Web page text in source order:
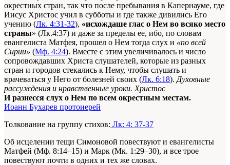
окрестных стран, так что после пребывания в Капернауме, где
Иисус Христос учил в субботы и где также дивились Его
учению (Лк. 4:31-32), «исхождаше глас о Нем во всяко место
страны» (Лк.4:37) и даже за пределы ее, ибо, по словам
евангелиста Матфея, прошел о Нем тогда слух и «по всей
Сирии» (Мф. 4:24). Вместе с этим увеличивалось и число
сопрово­ждавших Христа слушателей, которые из разных
стран и городов стекались к Нему, чтобы слушать и
врачеваться у Него от болезней своих (Лк. 6:18). Духовные
рассуждения и нравственные уроки. Христос
И разнесся слух о Нем по всем окрестным местам.
Иоанн Бухарев протоиерей
Толкование на группу стихов: Лк: 4: 37-37
Об исцелении тещи Симоновой повествуют и евангелисты
Матфей (Мф. 8:14–15) и Марк (Мк. 1:29–30), и все трое
повествуют почти в одних и тех же словах.